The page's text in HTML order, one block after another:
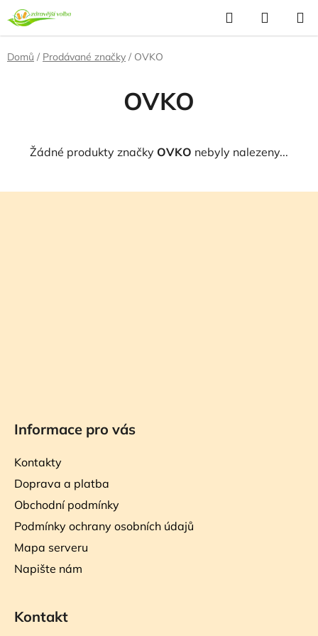
Přejít
na
obsah
Hledat
KOŠÍK
Domů / Prodávané značky / OVKO
OVKO
Žádné produkty značky OVKO nebyly nalezeny...
Informace pro vás
Kontakty
Doprava a platba
Obchodní podmínky
Podmínky ochrany osobních údajů
Mapa serveru
Napište nám
Kontakt